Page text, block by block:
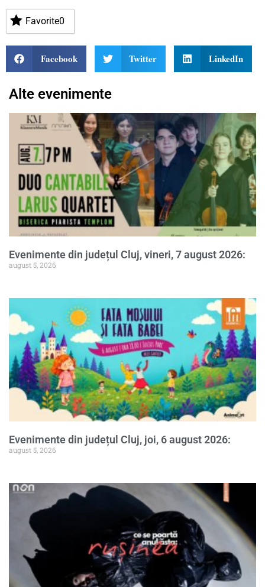
Favorite0
Facebook Twitter LinkedIn
Alte evenimente
Evenimente din județul Cluj, vineri, 7 august 2026:
august 5, 2026
Evenimente din județul Cluj, joi, 6 august 2026:
august 5, 2026